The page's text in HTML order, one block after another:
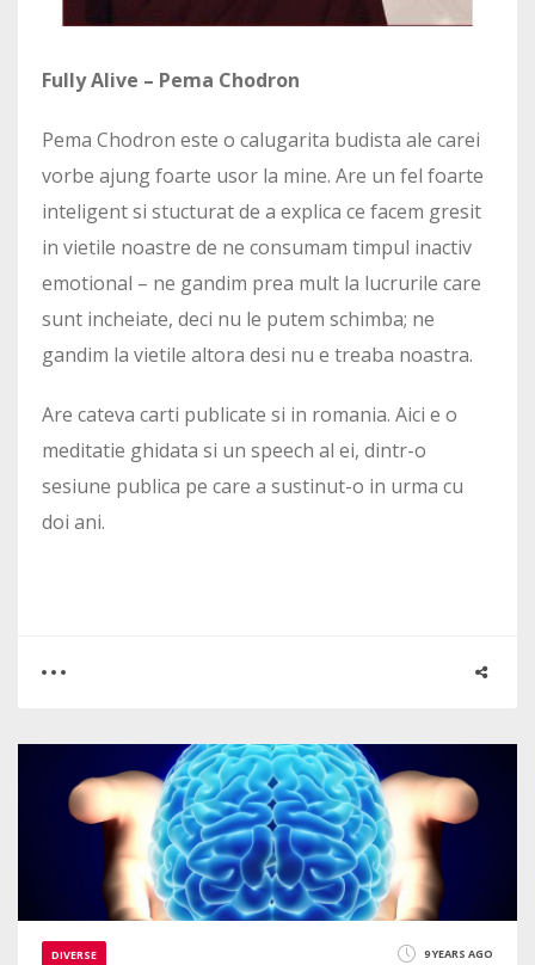
Fully Alive – Pema Chodron
Pema Chodron este o calugarita budista ale carei
vorbe ajung foarte usor la mine. Are un fel foarte
inteligent si stucturat de a explica ce facem gresit
in vietile noastre de ne consumam timpul inactiv
emotional – ne gandim prea mult la lucrurile care
sunt incheiate, deci nu le putem schimba; ne
gandim la vietile altora desi nu e treaba noastra.
Are cateva carti publicate si in romania. Aici e o
meditatie ghidata si un speech al ei, dintr-o
sesiune publica pe care a sustinut-o in urma cu
doi ani.
DIVERSE 9 YEARS AGO